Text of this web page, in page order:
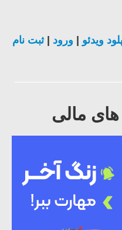
ویدئو ورود |ثبت نام
مالی